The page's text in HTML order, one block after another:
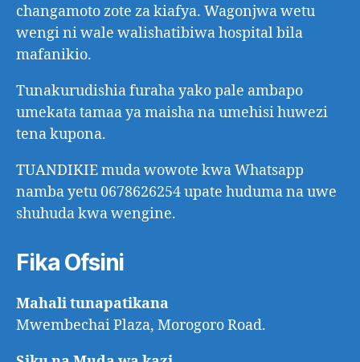
changamoto zote za kiafya. Wagonjwa wetu
wengi ni wale walishatibiwa hospital bila
mafanikio.
Tunakurudishia furaha yako pale ambapo
umekata tamaa ya maisha na umehisi huwezi
tena kupona.
TUANDIKIE muda wowote kwa Whatsapp
namba yetu 0678626254 upate huduma na uwe
shuhuda kwa wengine.
Fika Ofsini
Mahali tunapatikana
Mwembechai Plaza, Morogoro Road.